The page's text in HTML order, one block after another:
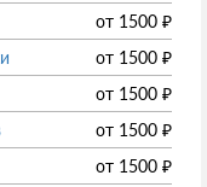
от 1500 ₽
от 1500 ₽
от 1500 ₽
от 1500 ₽
от 1500 ₽